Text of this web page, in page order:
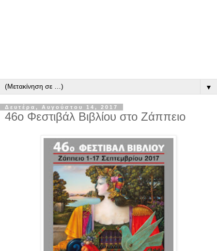
▼
Δευτέρα, Αυγούστου 14, 2017
46ο Φεστιβάλ Βιβλίου στο Ζάππειο